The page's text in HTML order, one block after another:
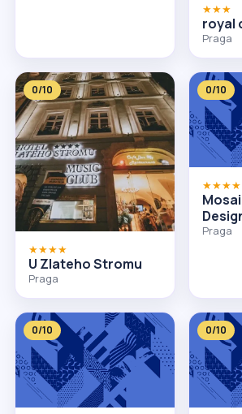
★★★
royal
Praga
0/10
★★★★
U Zlateho Stromu
Praga
0/10
★★★★
Praga
0/10 0/10